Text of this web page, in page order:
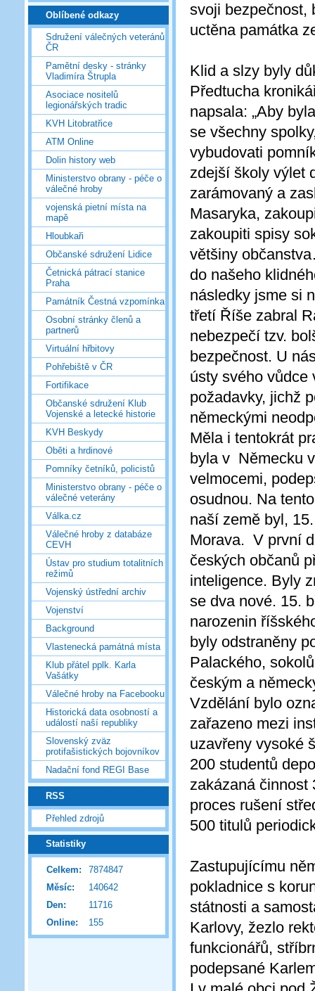
Oblíbené odkazy
Sdružení válečných veteránů
ČR
Pamětní desky - stránky
Vladimíra Štrupla
Asociace nositelů
legionářských tradic
KVH Litobratřice
ATM Online
Dolin history web
Ministerstvo obrany - péče o
válečné hroby
vojenská pietní místa na
mapě
Hloubkaři
Občanské sdružení Lidice
Četnická pátrací stanice
Praha
Památník Čestná vzpomínka
Osobní stránky členů a
partnerů
Virtuální hřbitovy
Pohřebiště v ČR
Fortifikace
Občanské sdružení Klub
Vojenské a letecké historie
KVH Beskydy
Oběti a hrdinové
Pomníky četníků, policistů
Ministerstvo obrany - péče o
válečné veterány
Válka.cz
Válečné hroby z databáze
CEVH
Ústav pro studium totalitních
režimů
Vojenský ústřední archiv
Vojenství
Background
Vlastenecká památná místa
Klub přátel pplk. Karla
Vašátky
Válečné hroby na Facebooku
Historická data osobností a
událostí naší republiky
Slovenský zväz
protifašistických bojovníkov
Nadační fond REGI Base
RSS
Přehled zdrojů
Statistiky
Online: 155
Celkem:
7874847
Měsíc:
140642
Den:
11716
svoji bezpečnost,
uctěna památka
Klid a slzy byly
Předtucha
napsala: „Aby
se všechny
vybudovati
zdejší školy výlet
zarámovaný a
Masaryka,
zakoupiti spisy
většiny
do našeho
následky jsme si
třetí Říše zabral
nebezpečí tzv.
bezpečnost. U
ústy svého vůdce
požadavky, jichž
německými
Měla i tentokrát
byla v Německu
velmocemi,
osudnou. Na
naší země byl,
Morava. V první
českých občanů
inteligence. Byly
se dva nové. 15.
narozenin
byly odstraněny
Palackého,
českým a
Vzdělání bylo
zařazeno mezi
uzavřeny vysoké
200 studentů
zakázaná činnost
proces rušení
500 titulů
Zastupujícímu
pokladnice s
státnosti a
Karlovy, žezlo
funkcionářů,
podepsané